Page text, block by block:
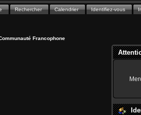
Rechercher Calendrier Identifiez-vous
Francophone